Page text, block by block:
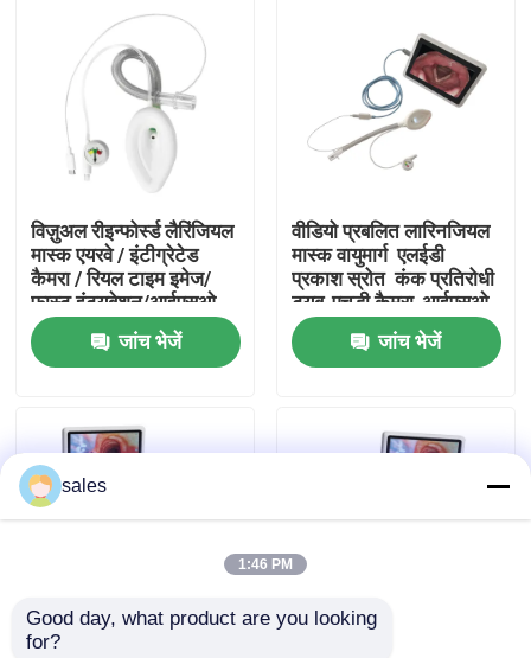
वीआर दिखाएँ
फैक्टरी यात्रा
गुणवत्ता नियंत्रण
हमसे संपर्क करें
एक बोली का अनुरोध
स्वरयंत्र मुखौटा वायुमार्ग
विज़ुअल रीइन्फोर्स्ड लैरिंजियल
मास्क एयरवे / इंटीग्रेटेड
कैमरा / रियल टाइम इमेज/
फास्ट इंट्यूबेशन/आईएसओ
जांच भेजें
वीडियो प्रबलित लारिनजियल
मास्क वायुमार्ग ️ एलईडी
प्रकाश स्रोत ️ कंक प्रतिरोधी
ट्यूब-एचडी कैमरा-आईएसओ
जांच भेजें
विजुअल कंबाइंड एंडोब्रोंकियल
sales
1:46 PM
Good day, what product are you looking
for?